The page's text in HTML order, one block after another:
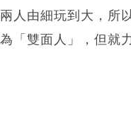
人由細玩到大，所
「雙面人」，但就